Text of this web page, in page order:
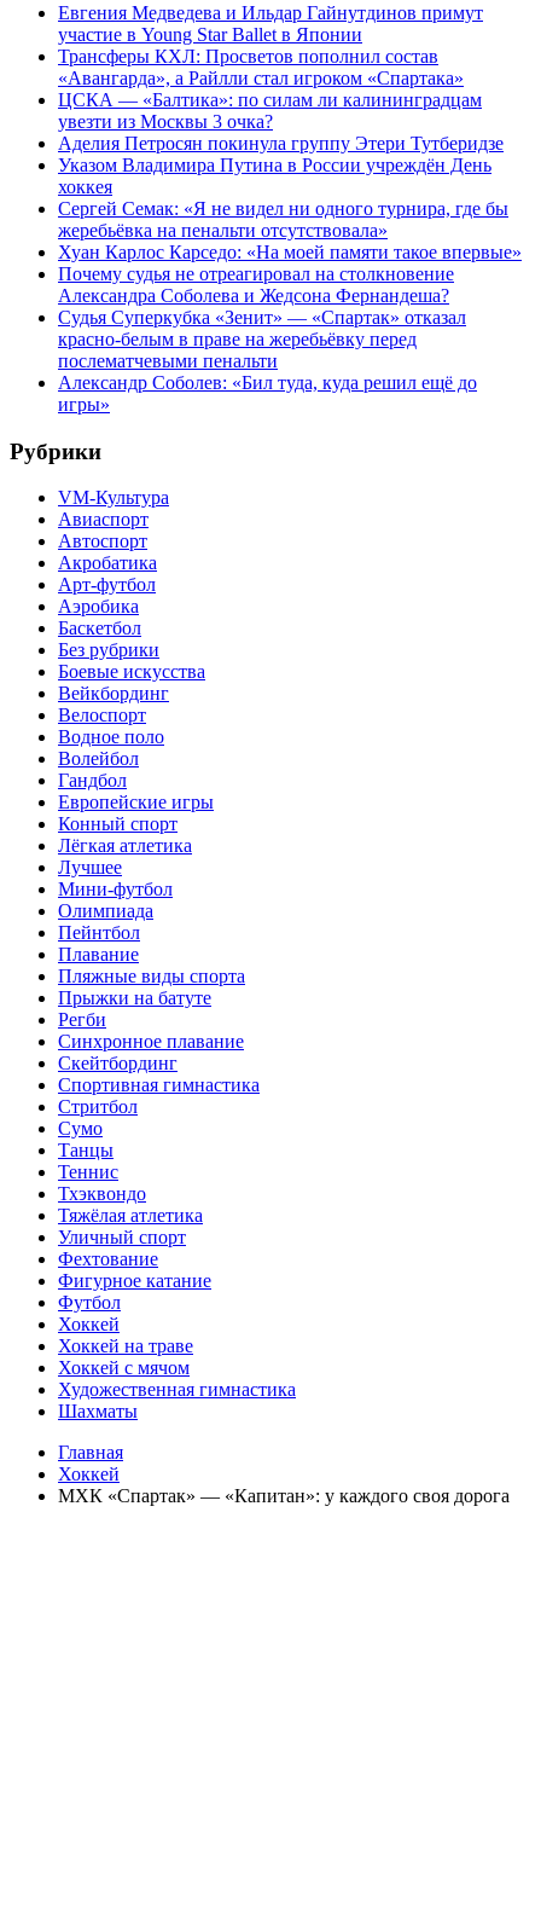
Евгения Медведева и Ильдар Гайнутдинов примут
участие в Young Star Ballet в Японии
Трансферы КХЛ: Просветов пополнил состав
«Авангарда», а Райлли стал игроком «Спартака»
ЦСКА — «Балтика»: по силам ли калининградцам
увезти из Москвы 3 очка?
Аделия Петросян покинула группу Этери Тутберидзе
Указом Владимира Путина в России учреждён День
хоккея
Сергей Семак: «Я не видел ни одного турнира, где бы
жеребьёвка на пенальти отсутствовала»
Хуан Карлос Карседо: «На моей памяти такое впервые»
Почему судья не отреагировал на столкновение
Александра Соболева и Жедсона Фернандеша?
Судья Суперкубка «Зенит» — «Спартак» отказал
красно-белым в праве на жеребьёвку перед
послематчевыми пенальти
Александр Соболев: «Бил туда, куда решил ещё до
игры»
Рубрики
VM-Культура
Авиаспорт
Автоспорт
Акробатика
Арт-футбол
Аэробика
Баскетбол
Без рубрики
Боевые искусства
Вейкбординг
Велоспорт
Водное поло
Волейбол
Гандбол
Европейские игры
Конный спорт
Лёгкая атлетика
Лучшее
Мини-футбол
Олимпиада
Пейнтбол
Плавание
Пляжные виды спорта
Прыжки на батуте
Регби
Синхронное плавание
Скейтбординг
Спортивная гимнастика
Стритбол
Сумо
Танцы
Теннис
Тхэквондо
Тяжёлая атлетика
Уличный спорт
Фехтование
Фигурное катание
Футбол
Хоккей
Хоккей на траве
Хоккей с мячом
Художественная гимнастика
Шахматы
Главная
Хоккей
МХК «Спартак» — «Капитан»: у каждого своя дорога